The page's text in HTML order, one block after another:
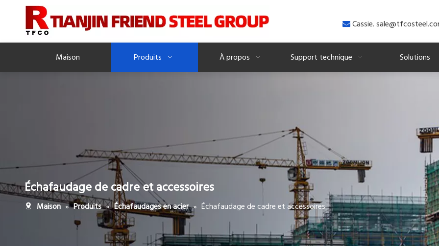
 Cassie.
Maison Produits À propos Support technique Solutions
Échafaudage de cadre et accessoires
Maison » Produits » Échafaudages en acier » Échafaudage de cadre et accessoires